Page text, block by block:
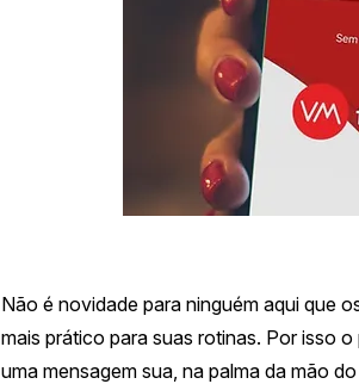
Não é novidade para ninguém aqui que
mais prático para suas rotinas. Por isso
uma mensagem sua, na palma da mão